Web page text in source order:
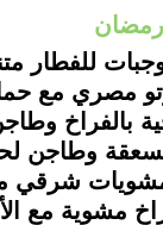
للفطار
مصري مع
بالفراخ
وطاجن
مشويات شرقي
مشوية مع